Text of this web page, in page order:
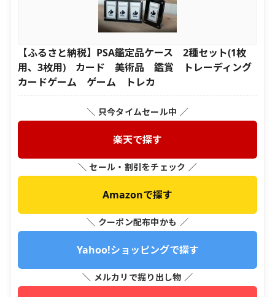
【ふるさと納税】PSA鑑定品ケース 2種セット(1枚
用、3枚用) カード 美術品 鑑賞 トレーディング
カードゲーム ゲーム トレカ
＼ 只今タイムセール中 ／
楽天で探す
＼ セール・割引をチェック ／
Amazonで探す
＼ クーポン配布中かも ／
Yahoo!ショッピングで探す
＼ メルカリで掘り出し物 ／